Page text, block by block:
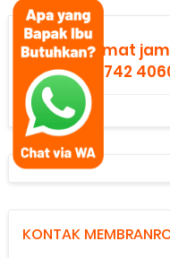
Senin - Jumat
0821 2742
KONTAK